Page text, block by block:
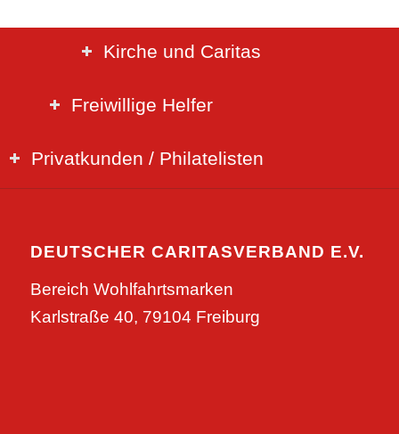
Kirche und Caritas
Freiwillige Helfer
Privatkunden / Philatelisten
DEUTSCHER CARITASVERBAND E.V.
Bereich Wohlfahrtsmarken
Karlstraße 40, 79104 Freiburg